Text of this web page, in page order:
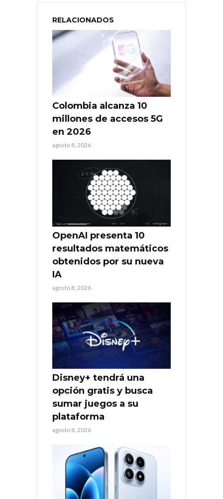
RELACIONADOS
Colombia alcanza 10
millones de accesos 5G
en 2026
agosto 8, 2026
OpenAI presenta 10
resultados matemáticos
obtenidos por su nueva
IA
agosto 8, 2026
Disney+ tendrá una
opción gratis y busca
sumar juegos a su
plataforma
agosto 8, 2026